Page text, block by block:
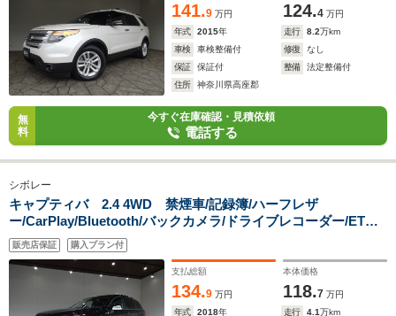
141.9 万円 124.4 万円
年式
2015年 走行 8.2万km
車検
車検整備付 修復
なし
保証
保証付 整備
法定整備付
住所
神奈川県高座郡
無
料
今すぐ在庫確認・見積依頼
電話する
シボレー
キャプティバ 2.4 4WD 禁煙車/記録簿/ハーフレザ
ー/CarPlay/Bluetooth/バックカメラ/ドライブレコーダー/ETC/
キーレス/スペアキー/クルーズコントロール/パワーシート/オー
トライト/オートエアコン/ルーフレール/前後ソナー/FOG/19AW/
販売店保証 購入プラン付
支払総額
134.9 万円
本体価格
118.7 万円
年式
2018年 走行 4.1万km